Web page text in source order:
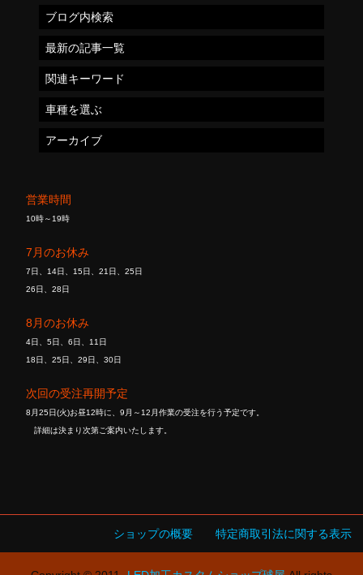
営業時間
10時～19時
7月のお休み
7日、14日、15日、21日、25日
26日、28日
8月のお休み
4日、5日、6日、11日
18日、25日、29日、30日
次回の受注再開予定
8月25日(火)お昼12時に、9月～12月作業の受注を行う予定です。
詳細は決まり次第ご案内いたします。
ブログ内検索
最新の記事一覧
関連キーワード
車種を選ぶ
アーカイブ
ショップの概要 特定商取引法に関する表示